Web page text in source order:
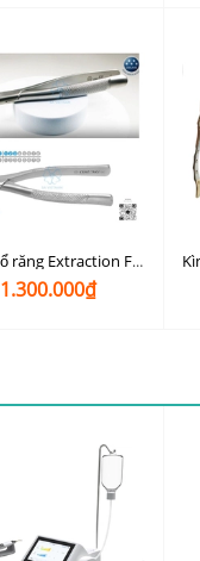
Kìm nhổ răng Extraction Forcep Osung
1.300.000₫